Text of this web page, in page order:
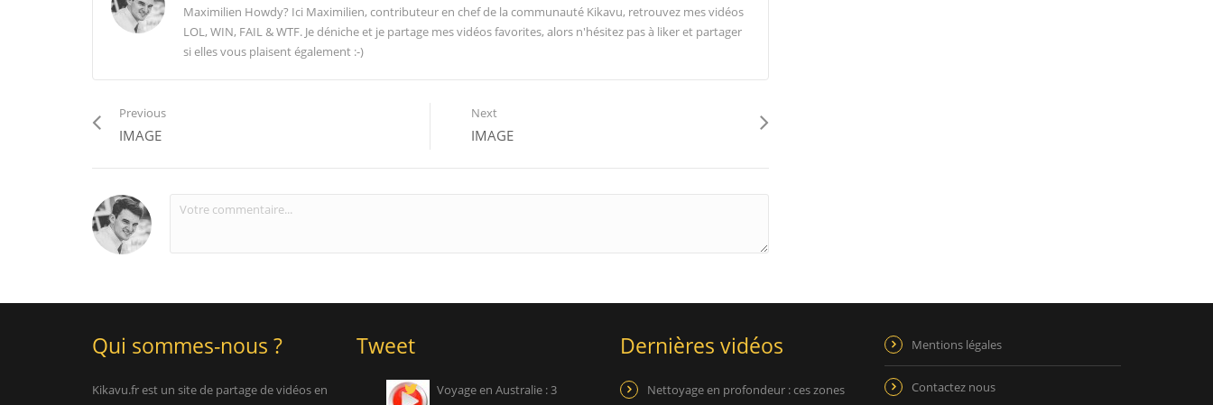
Maximilien Howdy? Ici Maximilien, contributeur en chef de la communauté Kikavu, retrouvez mes vidéos
LOL, WIN, FAIL & WTF. Je déniche et je partage mes vidéos favorites, alors n'hésitez pas à liker et partager
si elles vous plaisent également :-)
Previous
IMAGE
Next
IMAGE
Qui sommes-nous ?
Kikavu.fr est un site de partage de vidéos en
Tweet
Voyage en Australie : 3
Dernières vidéos
Nettoyage en profondeur : ces zones
Mentions légales
Contactez nous